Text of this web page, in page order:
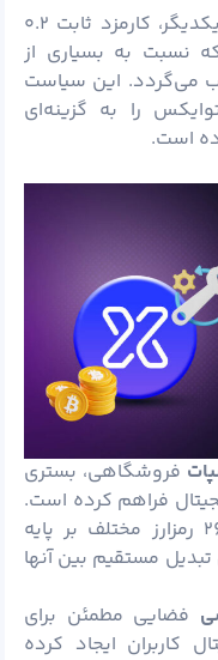
در بخش تبدیل ارزهای دیجیتال به یکدیگر، کارمزد ثابت ۰.۲
نسبت به بسیاری از
می‌گردد. این سیاست
را به گزینه‌ای
است.
فروشگاهی، بستری
فراهم کرده است.
این پلتفرم از معاملات بیش از ۲۶۰۰ رمزارز مختلف بر پایه
مستقیم بین آنها
فضایی مطمئن برای
کاربران ایجاد کرده